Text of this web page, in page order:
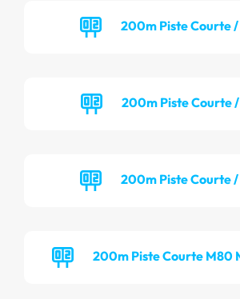
200m Piste Courte
200m Piste Courte
200m Piste Courte
200m Piste Courte M80